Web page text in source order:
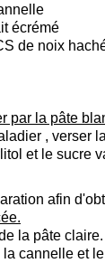
écrémé
de noix
par la pâte
, verser
et le sucre
afin
la pâte claire.
cannelle et